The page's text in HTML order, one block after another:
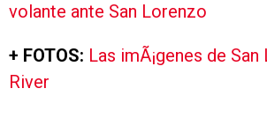
volante ante San Lorenzo
+ FOTOS: Las imÃ¡genes de
River